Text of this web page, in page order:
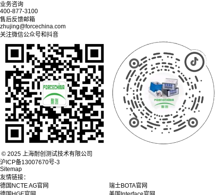
业务咨询
400-877-3100
售后反馈邮箱
zhujing@forcechina.com
关注微信公众号和抖音
© 2025 上海耐创测试技术有限公司
沪ICP备13007670号-3
Sitemap
友情链接：
德国NCTE AG官网
瑞士BOTA官网